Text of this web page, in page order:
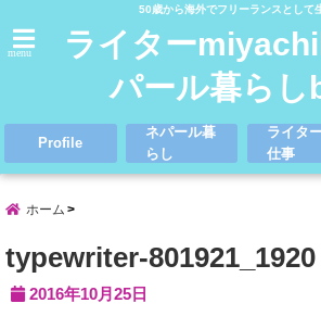
50歳から海外でフリーランスとして
menu
ライター
パール暮らし
Profile
ネパール暮
らし
ライタ
仕事
ホーム
typewriter-801921_1920
2016年10月25日